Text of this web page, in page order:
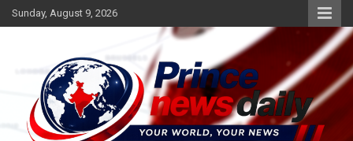
Skip
to
Sunday, August 9, 2026